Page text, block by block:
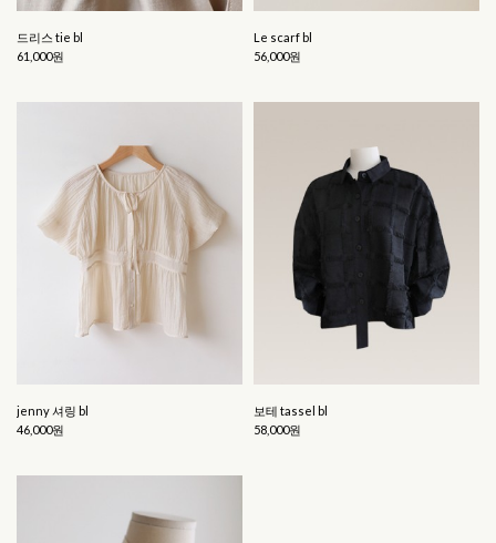
드리스 tie bl
61,000원
Le scarf bl
56,000원
jenny 셔링 bl
46,000원
보테 tassel bl
58,000원